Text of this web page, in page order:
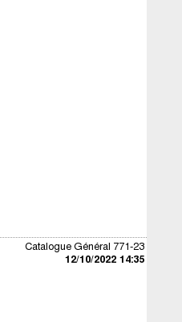
Catalogue Général 771-23
12/10/2022 14:35